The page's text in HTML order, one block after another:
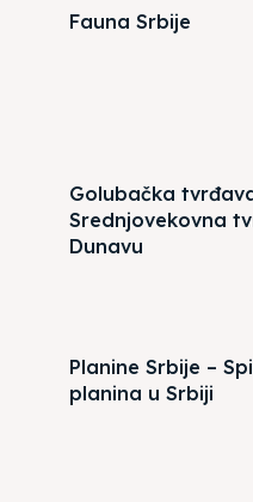
Fauna Srbije
Golubačka
Srednjovekovna
Dunavu
Planine Srbije –
planina u Srbiji